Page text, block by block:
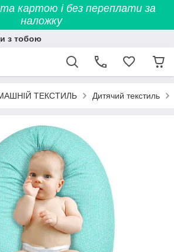
картою і без переплати за
наложку
з тобою
ТЕКСТИЛЬ Дитячий текстиль